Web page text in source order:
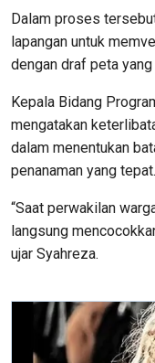
Dalam proses
lapangan untuk
dengan draf peta
Kepala Bidang
mengatakan
dalam menentukan
penanaman yang tepat.
“Saat perwakilan
langsung
ujar Syahreza.